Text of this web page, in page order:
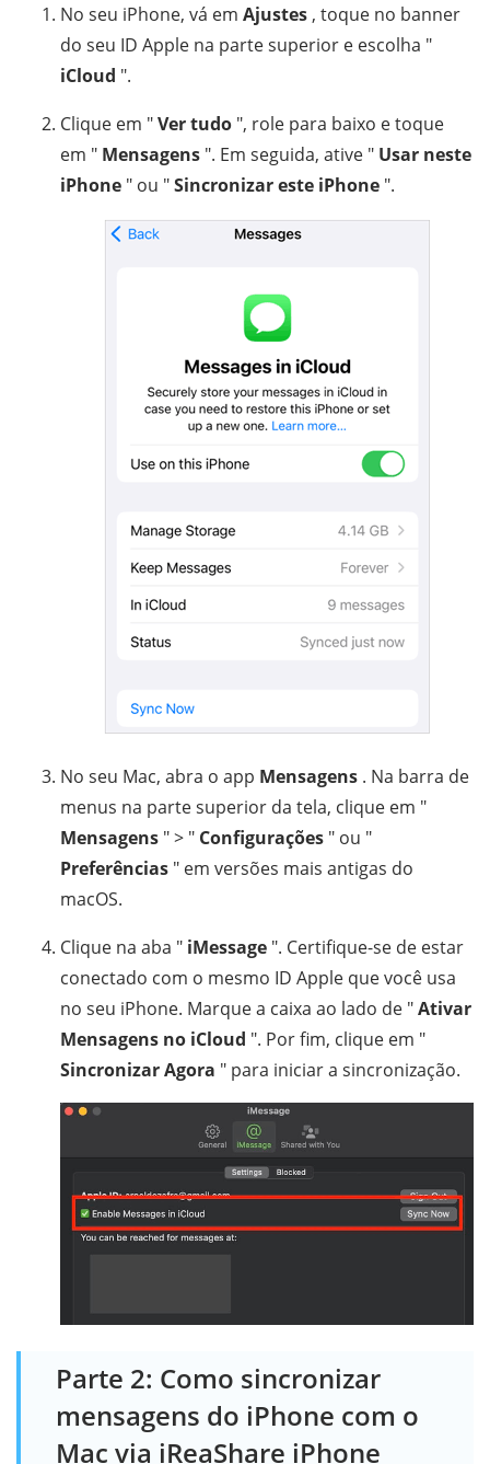
No seu iPhone, vá em Ajustes , toque no banner
do seu ID Apple na parte superior e escolha "
iCloud ".
Clique em "Ver tudo ", role para baixo e toque
em " Mensagens ". Em seguida, ative " Usar neste
iPhone " ou "Sincronizar este iPhone ".
No seu Mac, abra o app Mensagens . Na barra de
menus na parte superior da tela, clique em "
Mensagens " > " Configurações " ou "
Preferências " em versões mais antigas do
macOS.
Clique na aba " iMessage ". Certifique-se de estar
conectado com o mesmo ID Apple que você usa
no seu iPhone. Marque a caixa ao lado de "Ativar
Mensagens no iCloud ". Por fim, clique em "
Sincronizar Agora " para iniciar a sincronização.
Parte 2: Como sincronizar
mensagens do iPhone com o
Mac via iReaShare iPhone